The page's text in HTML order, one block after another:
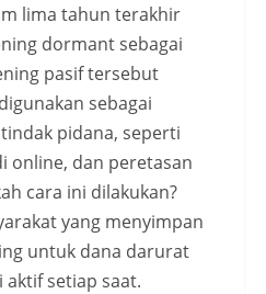
lima tahun terakhir
dormant sebagai
pasif tersebut
sebagai
pidana, seperti
online, dan peretasan
cara ini dilakukan?
yang menyimpan
untuk dana darurat
setiap saat.